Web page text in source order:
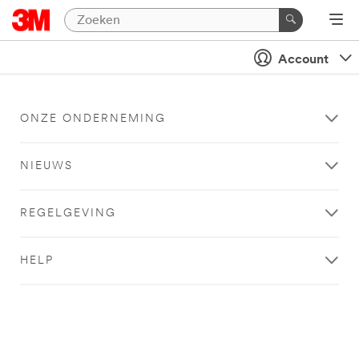
Account
ONZE ONDERNEMING
NIEUWS
REGELGEVING
HELP